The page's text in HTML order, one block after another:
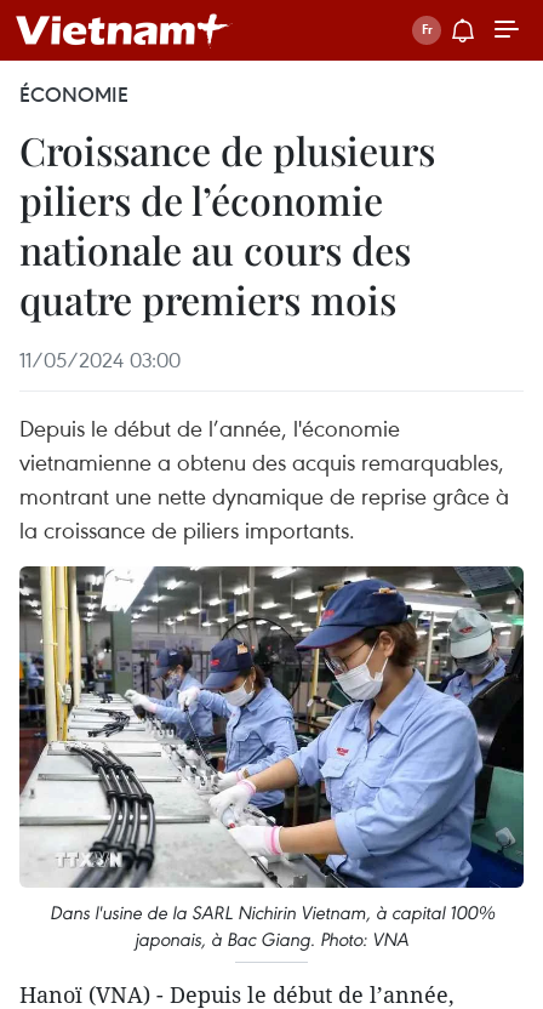
ÉCONOMIE
Croissance de plusieurs
piliers de l’économie
nationale au cours des
quatre premiers mois
11/05/2024 03:00
Depuis le début de l’année, l'économie
vietnamienne a obtenu des acquis remarquables,
montrant une nette dynamique de reprise grâce à
la croissance de piliers importants.
Dans l'usine de la SARL Nichirin Vietnam, à capital 100%
japonais, à Bac Giang. Photo: VNA
Hanoï (VNA) - Depuis le début de l’année,